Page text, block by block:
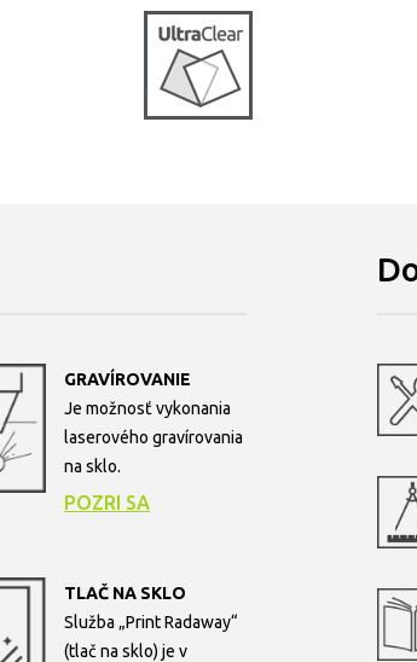
GRAVÍROVANIE
Je možnosť vykonania
laserového gravírovania
na sklo.
POZRI SA
TLAČ NA SKLO
Služba „Print Radaway“
(tlač na sklo) je v